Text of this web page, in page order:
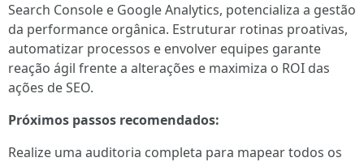
Search Console e Google Analytics, potencializa a gestão
da performance orgânica. Estruturar rotinas proativas,
automatizar processos e envolver equipes garante
reação ágil frente a alterações e maximiza o ROI das
ações de SEO.
Próximos passos recomendados:
Realize uma auditoria completa para mapear todos os